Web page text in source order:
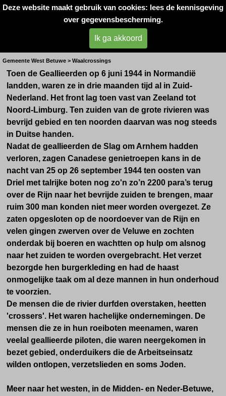
Deze website maakt gebruik van cookies: lees de kennisgeving
over gegevensbescherming.
Ik ga akkoord
Oorlogsslachtoffers
West- Betuwe
Gemeente West Betuwe > Waalcrossings
Toen de Geallieerden op 6 juni 1944 in Normandië
landden, waren ze in drie maanden tijd al in Zuid-
Nederland. Het front lag toen vast van Zeeland tot
Noord-Limburg. Ten zuiden van de grote rivieren was
bevrijd gebied en ten noorden daarvan was nog steeds
in Duitse handen.
Nadat de geallieerden de Slag om Arnhem hadden
verloren, zagen Canadese genietroepen kans in de
nacht van 25 op 26 september 1944 ten oosten van
Driel met talrijke boten nog zo'n zo’n 2200 para’s terug
over de Rijn naar het bevrijde zuiden te brengen, maar
ruim 300 man konden niet meer worden overgezet. Ze
zaten opgesloten op de noordoever van de Rijn en
velen gingen zwerven over de Veluwe en zochten
onderdak bij boeren en wachtten op hulp om alsnog
naar het zuiden te worden overgebracht. Het verzet
bezorgde hen burgerkleding en had de haast
onmogelijke taak om al deze mannen in hun onderhoud
te voorzien.
De mensen die de rivier durfden overstaken, heetten
'crossers'. Het waren hachelijke ondernemingen. De
mensen die ze in hun roeiboten meenamen, waren
veelal geallieerde piloten, die waren neergekomen in
bezet gebied, onderduikers die de Arbeitseinsatz
wilden ontlopen, verzetslieden en soms Joden.
Meer naar het westen, in de Midden- en Neder-Betuwe,